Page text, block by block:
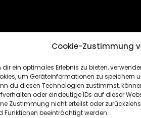
Cookie-Zustimmung
dir ein optimales Erlebnis zu bieten,
um Geräteinformationen zu speichern
du diesen Technologien zustimmst,
oder eindeutige IDs auf dieser
Zustimmung nicht erteilst oder
Funktionen beeinträchtigt werden.